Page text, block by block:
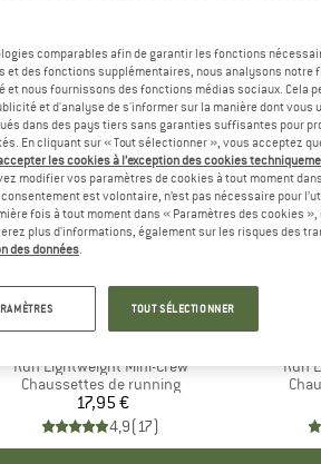
Article
Run Lightweight Mini-Crew
Product group
Chaussettes de running
Prix
17,95 €
4,9(17)
Run
comparables afin de garantir les fonctions
et des fonctions supplémentaires, nous analysons notre
nous fournissons des fonctions médias sociaux. Cela
et d'analyse de s'informer sur la manière dont
dans des pays tiers sans garanties suffisantes pour
En cliquant sur « Tout sélectionner », vous acceptez
les cookies à l’exception des cookies
modifier vos paramètres de cookies à tout moment
est volontaire, n’est pas nécessaire pour
fois à tout moment dans « Paramètres des cookies »,
plus d'informations, également sur les risques des
des données.
TOUT SÉLECTIONNER